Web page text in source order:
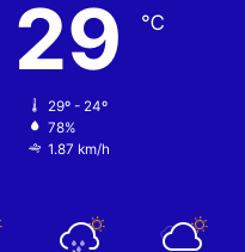
29 ℃
29º - 24º
78%
1.87 km/h